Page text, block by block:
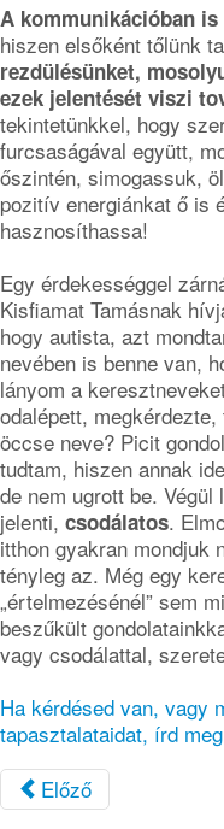
A kommunikációban
hiszen elsőként tőlünk
rezdülésünket,
ezek jelentését viszi
tekintetünkkel, hogy
furcsaságával együtt,
őszintén, simogassuk,
pozitív energiánkat ő is
hasznosíthassa!
Egy érdekességgel
Kisfiamat Tamásnak
hogy autista, azt
nevében is benne van,
lányom a
odalépett,
öccse neve? Picit
tudtam, hiszen annak
de nem ugrott be.
jelenti, csodálatos.
itthon gyakran mondjuk
tényleg az. Még egy
„értelmezésénél” sem
beszűkült
vagy csodálattal,
Ha kérdésed van, vagy
tapasztalataidat, írd
Előző